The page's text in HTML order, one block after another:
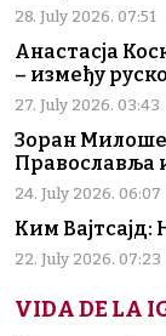
28. July 2026. 07:51
Анастасја
– између
27. July 2026. 03:43
Зоран
Православља
24. July 2026. 06:07
Ким
22. July 2026. 07:23
VIDA DE LA